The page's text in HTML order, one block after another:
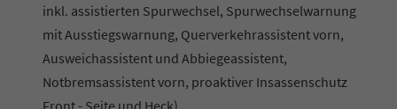
inkl. assistierten Spurwechsel, Spurwechselwarnung
mit Ausstiegswarnung, Querverkehrassistent vorn,
Ausweichassistent und Abbiegeassistent,
Notbremsassistent vorn, proaktiver Insassenschutz
Front - Seite und Heck)